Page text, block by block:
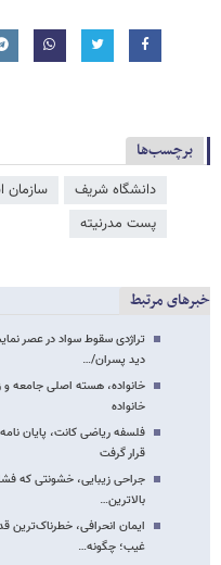
برچسب‌ها
دانشگاه شریف سازمان
پست مدرنیته
خبرهای مرتبط
تراژدی سقوط سواد در عصر
دید پسران/…
خانواده، هسته اصلی جامعه و
خانواده
فلسفه ریاضی کانت، پایان
قرار گرفت
جراحی زیبایی، خشونتی که
بالاترین…
ایمان انحرافی،
غیب؛ چگونه…